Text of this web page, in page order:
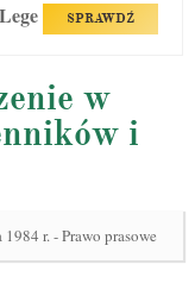
SPRAWDŹ
w
i
r. - Prawo prasowe